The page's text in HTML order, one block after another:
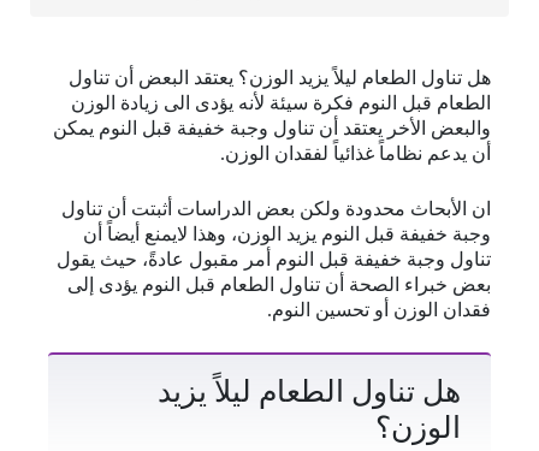
هل تناول الطعام ليلاً يزيد الوزن؟ يعتقد البعض أن تناول
الطعام قبل النوم فكرة سيئة لأنه يؤدى الى زيادة الوزن
والبعض الأخر يعتقد أن تناول وجبة خفيفة قبل النوم يمكن
أن يدعم نظاماً غذائياً لفقدان الوزن.
ان الأبحاث محدودة ولكن بعض الدراسات أثبتت أن تناول
وجبة خفيفة قبل النوم يزيد الوزن، وهذا لايمنع أيضاً أن
تناول وجبة خفيفة قبل النوم أمر مقبول عادةً، حيث يقول
بعض خبراء الصحة أن تناول الطعام قبل النوم يؤدى إلى
فقدان الوزن أو تحسين النوم.
هل تناول الطعام ليلاً يزيد
الوزن؟